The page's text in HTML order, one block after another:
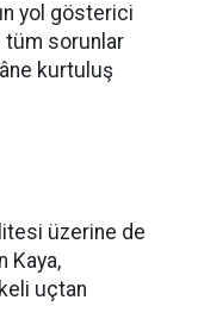
yol gösterici
tüm sorunlar
kurtuluş
üzerine de
Kaya,
uçtan